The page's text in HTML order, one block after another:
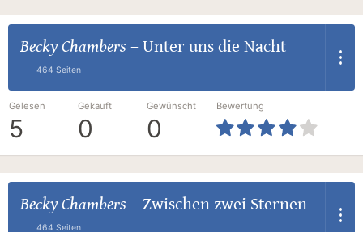
Becky Chambers – Unter uns die Nacht
464 Seiten
Gelesen
5
Gekauft
0
Gewünscht
0
Bewertung
Becky Chambers – Zwischen zwei Sternen
464 Seiten